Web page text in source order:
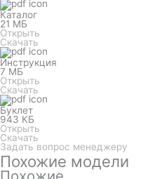
Каталог
21 МБ
Открыть
Скачать
Инструкция
7 МБ
Открыть
Скачать
Буклет
943 КБ
Открыть
Скачать
Задать вопрос менеджеру
Похожие модели